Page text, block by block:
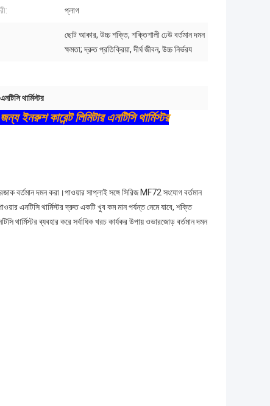
প্লাগ
ছোট আকার, উচ্চ শক্তি, শক্তিশালী ঢেউ বর্তমান দমন
ক্ষমতা; দ্রুত প্রতিক্রিয়া, দীর্ঘ জীবন, উচ্চ নির্ভরয
থার্মিস্টর
ইনরুশ কারেন্ট লিমিটার এনটিসি থার্মিস্টর
বর্তমান দমন করা।পাওয়ার সাপ্লাই সঙ্গে সিরিজ MF72 সংযোগ বর্তমান
এনটিসি থার্মিস্টর দ্রুত একটি খুব কম মান পর্যন্ত নেমে যাবে, শক্তি
থার্মিস্টর ব্যবহার করে সর্বাধিক খরচ কার্যকর উপায় ওভারজোড় বর্তমান দমন